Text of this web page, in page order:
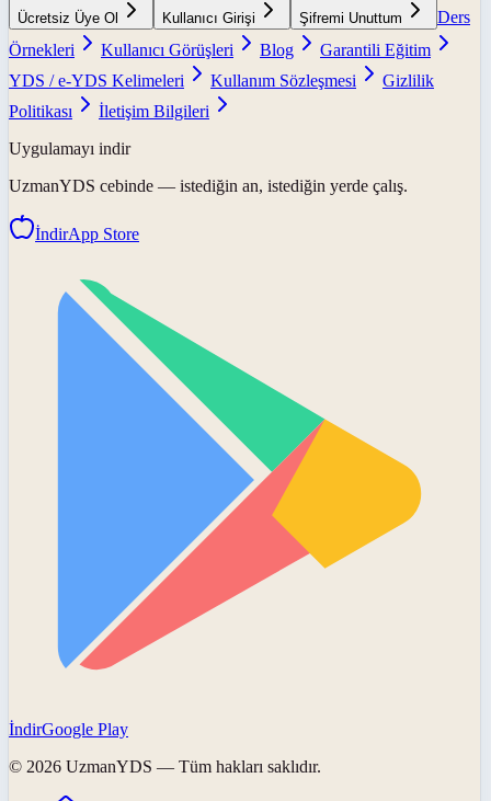
Ücretsiz Üye Ol Kullanıcı Girişi Şifremi Unuttum
Ders
Örnekleri
Kullanıcı Görüşleri Blog
Garantili Eğitim
YDS / e-YDS Kelimeleri
Kullanım Sözleşmesi
Gizlilik
Politikası
İletişim Bilgileri
Uygulamayı indir
UzmanYDS cebinde — istediğin an, istediğin yerde çalış.
İndirApp Store
İndirGoogle Play
© 2026 UzmanYDS — Tüm hakları saklıdır.